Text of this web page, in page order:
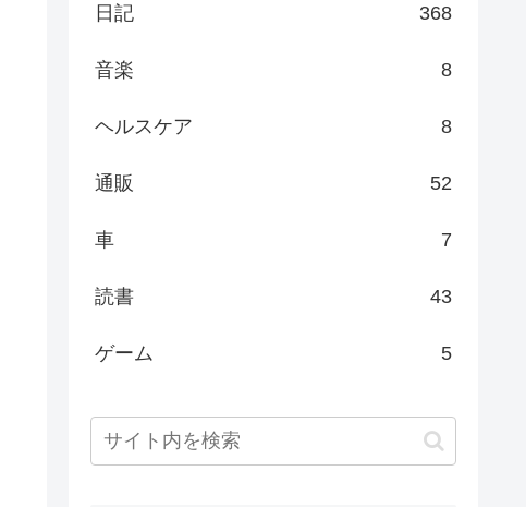
日記 368
音楽 8
ヘルスケア 8
通販 52
車 7
読書 43
ゲーム 5